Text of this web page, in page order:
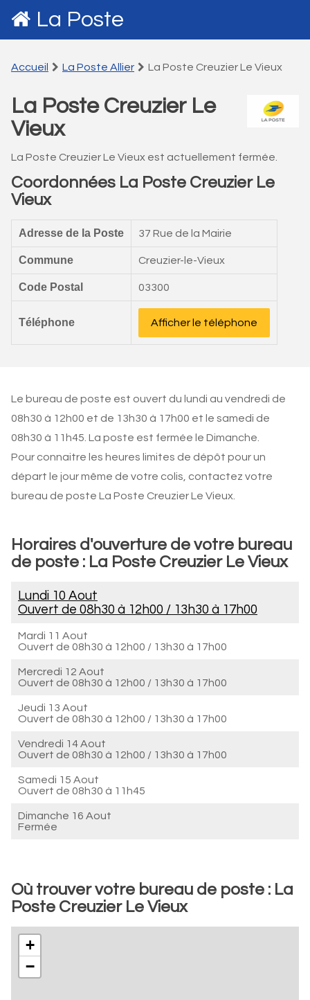
La Poste
Accueil La Poste Allier La Poste Creuzier Le Vieux
La Poste Creuzier Le
Vieux
La Poste Creuzier Le Vieux est actuellement fermée.
Coordonnées La Poste Creuzier Le
Vieux
Adresse de la Poste 37 Rue de la Mairie
Commune Creuzier-le-Vieux
Code Postal 03300
Téléphone Afficher le téléphone
Le bureau de poste est ouvert du lundi au vendredi de
08h30 à 12h00 et de 13h30 à 17h00 et le samedi de
08h30 à 11h45. La poste est fermée le Dimanche.
Pour connaitre les heures limites de dépôt pour un
départ le jour même de votre colis, contactez votre
bureau de poste La Poste Creuzier Le Vieux.
Horaires d'ouverture de votre bureau
de poste : La Poste Creuzier Le Vieux
Lundi 10 Aout
Ouvert de 08h30 à 12h00 / 13h30 à 17h00
Mardi 11 Aout
Ouvert de 08h30 à 12h00 / 13h30 à 17h00
Mercredi 12 Aout
Ouvert de 08h30 à 12h00 / 13h30 à 17h00
Jeudi 13 Aout
Ouvert de 08h30 à 12h00 / 13h30 à 17h00
Vendredi 14 Aout
Ouvert de 08h30 à 12h00 / 13h30 à 17h00
Samedi 15 Aout
Ouvert de 08h30 à 11h45
Dimanche 16 Aout
Fermée
Où trouver votre bureau de poste : La
Poste Creuzier Le Vieux
+
−